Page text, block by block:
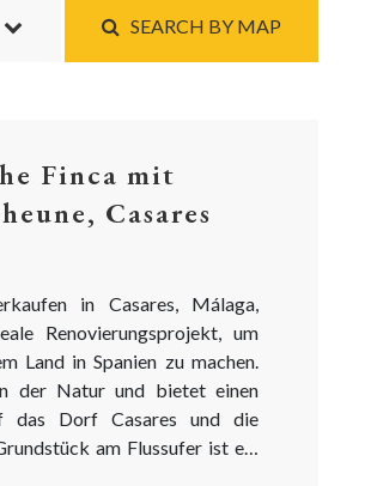
SEARCH BY MAP
Finca mit
Casares
in Casares, Málaga,
Renovierungsprojekt, um
Land in Spanien zu machen.
der Natur und bietet einen
das Dorf Casares und die
am Flussufer ist ein